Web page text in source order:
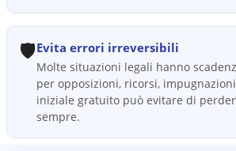
🛡️Evita errori irreversibili
Molte situazioni legali hanno
per opposizioni, ricorsi,
iniziale gratuito può evitare di
sempre.